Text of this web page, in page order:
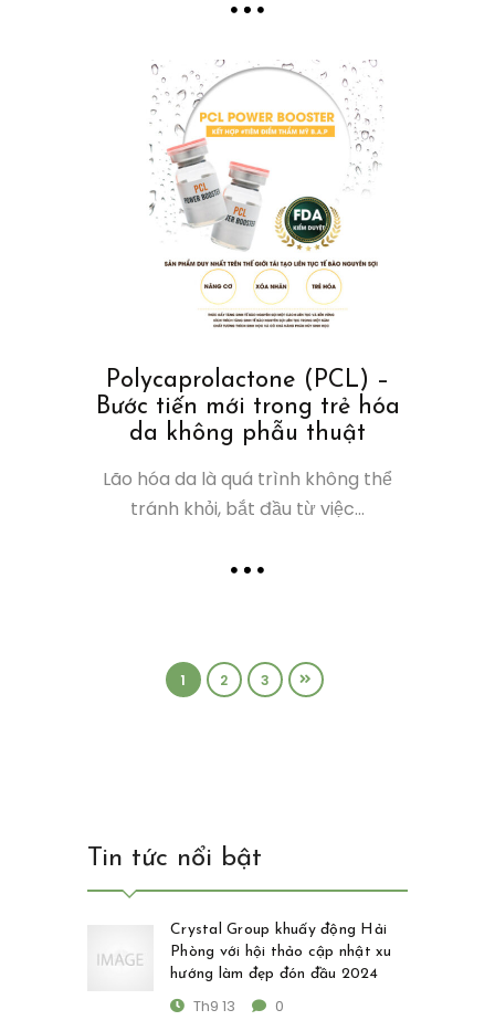
Polycaprolactone (PCL) –
Bước tiến mới trong trẻ hóa
da không phẫu thuật
Lão hóa da là quá trình không thể
tránh khỏi, bắt đầu từ việc...
1 2 3
Tin tức nổi bật
Crystal Group khuấy động Hải
Phòng với hội thảo cập nhật xu
hướng làm đẹp đón đầu 2024
Th9 13 0